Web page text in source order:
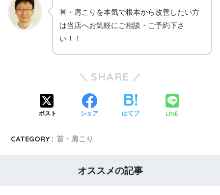
首・肩こりを本気で根本から改善したい方
は当店へお気軽にご相談・ご予約下さ
い！！
SHARE
ポスト シェア はてブ LINE
CATEGORY : 首・肩こり
オススメの記事